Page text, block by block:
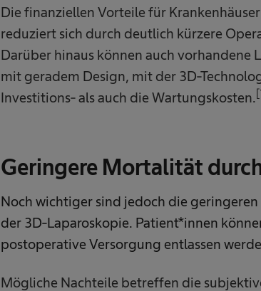
Die finanziellen Vorteile für
reduziert sich durch deutlich kürzere
Darüber hinaus können auch vorhandene
mit geradem Design, mit der 3D-
Investitions- als auch die Wartungskosten.
Geringere Mortalität
Noch wichtiger sind jedoch die
der 3D-Laparoskopie. Patient*innen
postoperative Versorgung entlassen
Mögliche Nachteile betreffen die